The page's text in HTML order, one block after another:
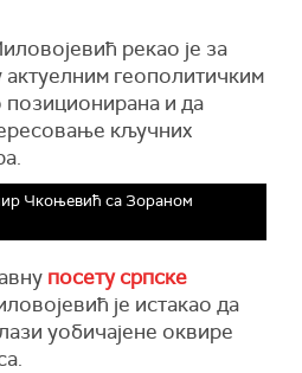
рекао је за
актуелним геополитичким
и да
кључних
Чкоњевић са Зораном
посету српске
је истакао да
уобичајене оквире